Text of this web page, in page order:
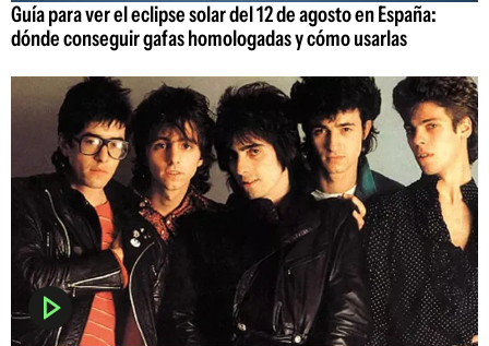
Guía para ver el eclipse solar del 12 de agosto en España:
dónde conseguir gafas homologadas y cómo usarlas